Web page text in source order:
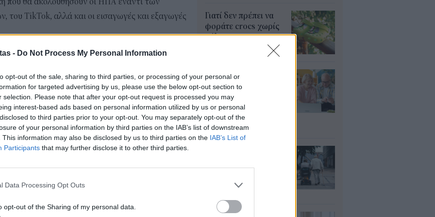
- Do Not Process My Personal Information
opt-out of the sale, sharing to third parties, or processing of your personal or
for targeted advertising by us, please use the below opt-out section to
selection. Please note that after your opt-out request is processed you may
interest-based ads based on personal information utilized by us or personal
to third parties prior to your opt-out. You may separately opt-out of the
of your personal information by third parties on the IAB’s list of downstream
This information may also be disclosed by us to third parties on the IAB’s List of
Participants that may further disclose it to other third parties.
Data Processing Opt Outs
opt-out of the Sharing of my personal data.
του TikTok, αλλά και οι εισαγωγές και εξαγωγές
διαχειριστεί η κυβέρνηση Μπάιντεν είναι το
στην ευθύνη των εταιρειών και της κάθε
Συνεργάτες του Μπάιντεν έχουν
δίκτυα να αναλάβουν την ευθύνη γι’ αυτά
τους».
δε σταματούν εκεί. Μεγάλες
το Facebook και η Google έχουν γίνει το
δεσπόζουσα θέση που κατέχουν στην αγορά. Με
έλεγχο και των δύο σωμάτων του Κογκρέσου
σημαντικά ώστε να καμφθούν τα μονοπώλια.
πολλούς Αμερικανούς να εργάζονται από το
από το σπίτι τους, η προσοχή έχει
Γιατί δεν πρέπει να
φοράτε crocs χωρίς
κάλτσα
Συντάξεις: Ποιοι
μπορεί να λάβουν
αναδρομικά έως
20.000 ευρώ – Τι
πρέπει να ελέγξουν
04 Αυγ 2026
ευρώ στη σύνταξη